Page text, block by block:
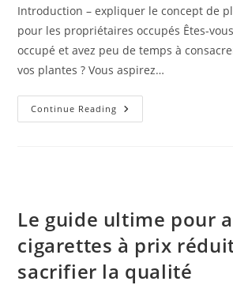
Introduction – expliquer le concept de
pour les propriétaires occupés Êtes-
occupé et avez peu de temps à
vos plantes ? Vous aspirez…
Continue Reading La
Solution
Parfaites
Pour
Les
Propriétaires
Occupés
Le guide ultime pour
cigarettes à prix
sacrifier la qualité